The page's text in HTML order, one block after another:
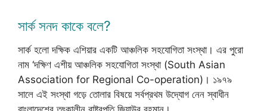
সার্ক সনদ কাকে বলে?
সার্ক হলো দক্ষিক এশিয়ার একটি আঞ্চলিক সহযোগিতা সংস্থা। এর পুরো
নাম ‘দক্ষিণ এশীয় আঞ্চলিক সহযোগিতা সংস্থা (South Asian
Association for Regional Co-operation)। ১৯৭৯
সালে এই সংস্থা গড়ে তোলার বিষয়ে সর্বপ্রথম উদ্যোগ নেন স্বাধীন